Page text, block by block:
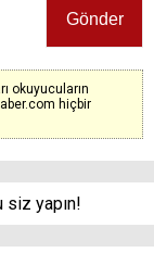
okuyucuların
hiçbir
siz yapın!